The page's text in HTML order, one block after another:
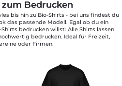
zum Bedrucken
bis hin zu Bio-Shirts - bei uns findest du
das passende Modell. Egal ob du ein
Shirts bedrucken willst: Alle Shirts lassen
bedrucken. Ideal für Freizeit,
oder Firmen.